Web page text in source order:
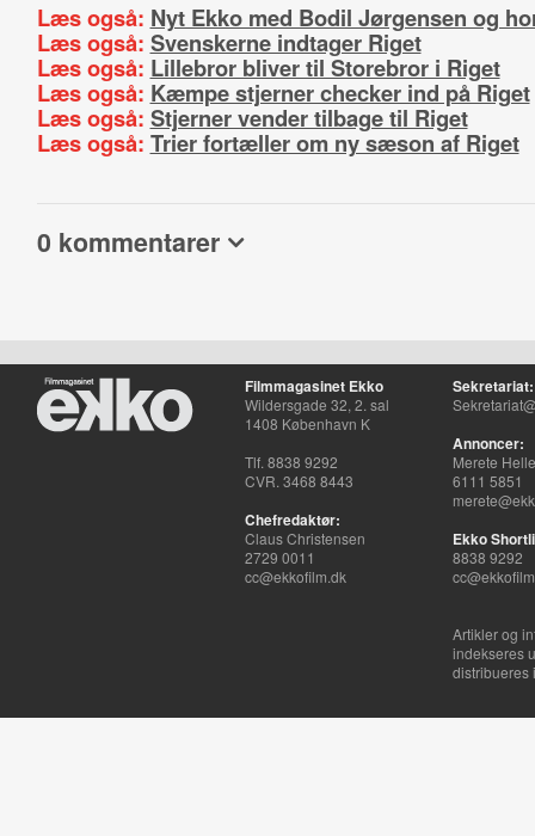
Læs også: Nyt Ekko med Bodil Jørgensen og
Læs også: Svenskerne indtager Riget
Læs også: Lillebror bliver til Storebror i Riget
Læs også: Kæmpe stjerner checker ind på Riget
Læs også: Stjerner vender tilbage til Riget
Læs også: Trier fortæller om ny sæson af Riget
0 kommentarer
Filmmagasinet Ekko
Wildersgade 32, 2. sal
1408 København K
Tlf. 8838 9292
CVR. 3468 8443
Chefredaktør:
Claus Christensen
2729 0011
cc@ekkofilm.dk
Sekretariat:
Annoncer:
Merete
6111 5851
Ekko
8838 9292
Artikler og
indekseres
distribueres